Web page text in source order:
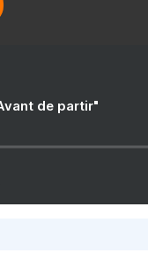
de partir"